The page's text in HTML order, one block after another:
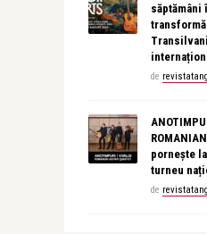
săptămâni
de
pornește
turneu
de